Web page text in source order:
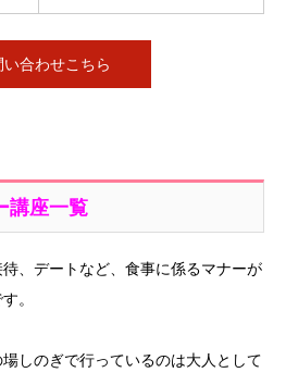
い合わせこちら
講座一覧
、デートなど、食事に係るマナーが
。
しのぎで行っているのは大人として